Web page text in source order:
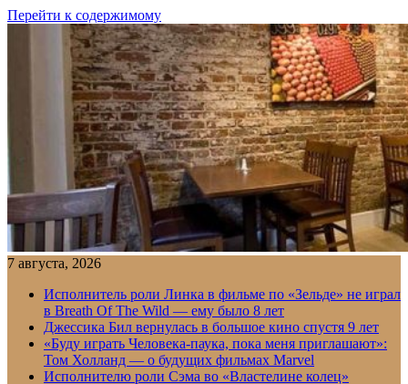
Перейти к содержимому
7 августа, 2026
Исполнитель роли Линка в фильме по «Зельде» не играл
в Breath Of The Wild — ему было 8 лет
Джессика Бил вернулась в большое кино спустя 9 лет
«Буду играть Человека-паука, пока меня приглашают»:
Том Холланд — о будущих фильмах Marvel
Исполнителю роли Сэма во «Властелине колец»